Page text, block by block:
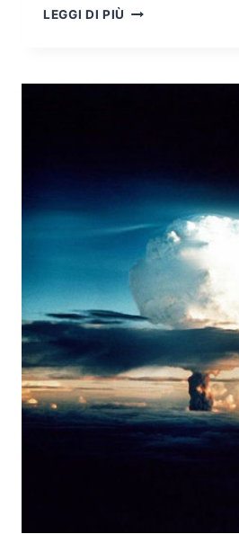
LEGGI DI PIÙ AGENTI
TERRORISTICA
QUALE
ARMA
CONVENZIONALE
PRECURSORE
DI
ESSA